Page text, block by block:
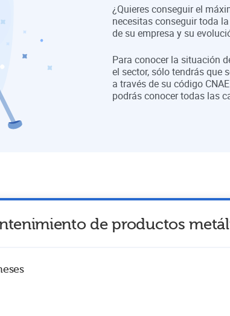
¿Quieres conseguir el
necesitas conseguir toda
de su empresa y su
Para conocer la situación
el sector, sólo tendrás que
a través de su código
podrás conocer todas las
de productos